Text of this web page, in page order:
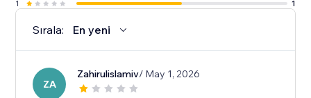
1 1
Sırala: En yeni
ZA
Zahirulislamiv/ May 1, 2026